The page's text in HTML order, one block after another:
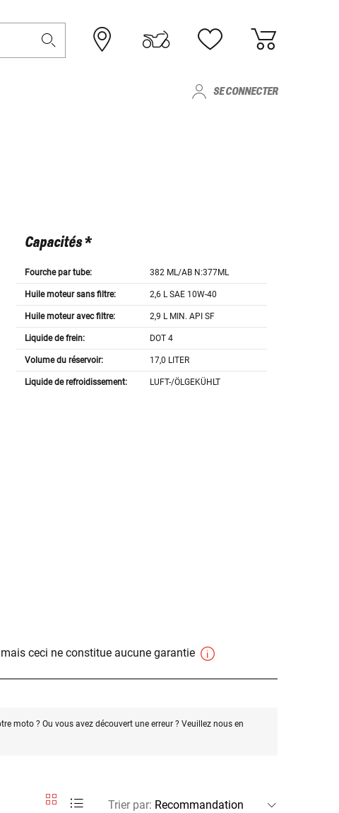
SE CONNECTER
Capacités *
Fourche par tube: 382 ML/AB N:377ML
Huile moteur sans filtre: 2,6 L SAE 10W-40
Huile moteur avec filtre: 2,9 L MIN. API SF
Liquide de frein: DOT 4
Volume du réservoir: 17,0 LITER
Liquide de refroidissement: LUFT-/ÖLGEKÜHLT
ceci ne constitue aucune garantie
moto ? Ou vous avez découvert une erreur ? Veuillez nous en
Trier par: